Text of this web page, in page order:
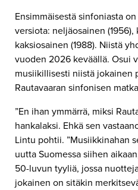
Ensimmäisestä sinfoniasta
versiota: neljäosainen
kaksiosainen (1988). Niistä
vuoden 2026 keväällä. Osui
musiikillisesti niistä jokainen
Rautavaaran sinfonisen
”En ihan ymmärrä, miksi
hankalaksi. Ehkä sen
Lintu pohtii. ”Musiikkinahan
uutta Suomessa siihen
50-luvun tyyliä, jossa
jokainen on sitäkin